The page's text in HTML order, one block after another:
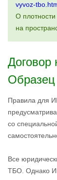
vyvoz-
О
на
Правила для
со
Все
ТБО. Однако